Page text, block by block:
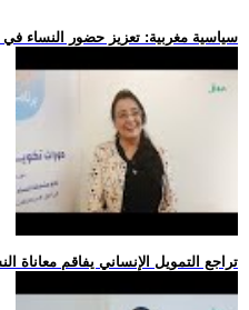
.. سياسية مغربية: تعزيز حضور النساء في
.. تراجع التمويل الإنساني يفاقم معاناة